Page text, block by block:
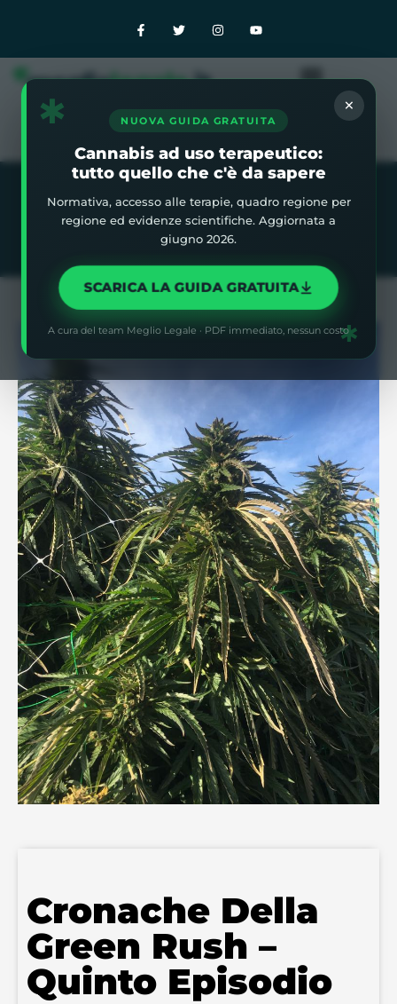
×
✱
✱
NUOVA GUIDA GRATUITA
Cannabis ad uso terapeutico:
tutto quello che c'è da sapere
Normativa, accesso alle terapie, quadro regione per
regione ed evidenze scientifiche. Aggiornata a
giugno 2026.
SCARICA LA GUIDA GRATUITA
A cura del team Meglio Legale · PDF immediato, nessun costo
Home»Blog »Cronache Della Green Rush – Quinto
Episodio
Cronache Della
Green Rush –
Quinto Episodio